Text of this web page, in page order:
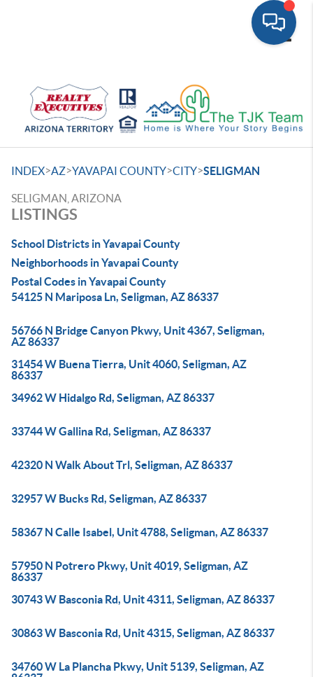
INDEX>AZ>YAVAPAI COUNTY>CITY>SELIGMAN
SELIGMAN, ARIZONA
LISTINGS
School Districts in Yavapai County
Neighborhoods in Yavapai County
Postal Codes in Yavapai County
54125 N Mariposa Ln, Seligman, AZ 86337
56766 N Bridge Canyon Pkwy, Unit 4367, Seligman,
AZ 86337
31454 W Buena Tierra, Unit 4060, Seligman, AZ
86337
34962 W Hidalgo Rd, Seligman, AZ 86337
33744 W Gallina Rd, Seligman, AZ 86337
42320 N Walk About Trl, Seligman, AZ 86337
32957 W Bucks Rd, Seligman, AZ 86337
58367 N Calle Isabel, Unit 4788, Seligman, AZ 86337
57950 N Potrero Pkwy, Unit 4019, Seligman, AZ
86337
30743 W Basconia Rd, Unit 4311, Seligman, AZ 86337
30863 W Basconia Rd, Unit 4315, Seligman, AZ 86337
34760 W La Plancha Pkwy, Unit 5139, Seligman, AZ